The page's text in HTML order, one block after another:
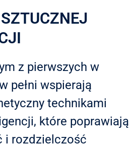
z pierwszych w
pełni wspierają
technikami
które poprawiają
i rozdzielczość